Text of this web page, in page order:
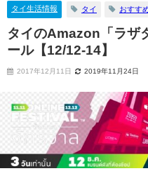
タイ生活情報 タイ おすす
タイのAmazon「ラザ
ール【12/12-14】
2017年12月11日 2019年11月24日